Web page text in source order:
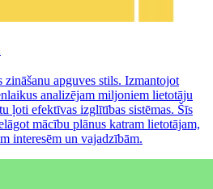
apguves stils. Izmantojot
analizējam miljoniem lietotāju
ļoti efektīvas izglītības sistēmas. Šīs
mācību plānus katram lietotājam,
interesēm un vajadzībām.